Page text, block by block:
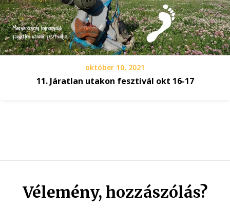
október 10, 2021
11. Járatlan utakon fesztivál okt 16-17
Vélemény, hozzászólás?